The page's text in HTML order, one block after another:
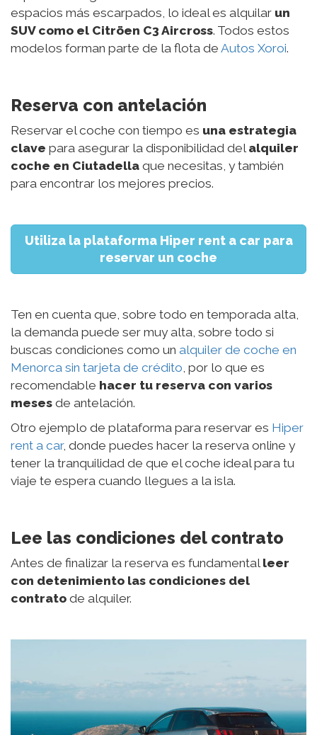
espacios más escarpados, lo ideal es alquilar un
SUV como el Citröen C3 Aircross. Todos estos
modelos forman parte de la flota de Autos Xoroi.
Reserva con antelación
Reservar el coche con tiempo es una estrategia
clave para asegurar la disponibilidad del alquiler
coche en Ciutadella que necesitas, y también
para encontrar los mejores precios.
Utiliza la plataforma Hiper rent a car para
reservar un coche
Ten en cuenta que, sobre todo en temporada alta,
la demanda puede ser muy alta, sobre todo si
buscas condiciones como un alquiler de coche en
Menorca sin tarjeta de crédito , por lo que es
recomendable hacer tu reserva con varios
meses de antelación.
Otro ejemplo de plataforma para reservar es Hiper
rent a car, donde puedes hacer la reserva online y
tener la tranquilidad de que el coche ideal para tu
viaje te espera cuando llegues a la isla.
Lee las condiciones del contrato
Antes de finalizar la reserva es fundamental leer
con detenimiento las condiciones del
contrato de alquiler.